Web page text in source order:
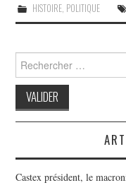
HISTOIRE, POLITIQUE
Search
for:
Castex président, le